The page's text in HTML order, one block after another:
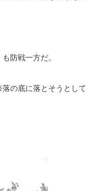
防戦一方だ。
の底に落とそうとして